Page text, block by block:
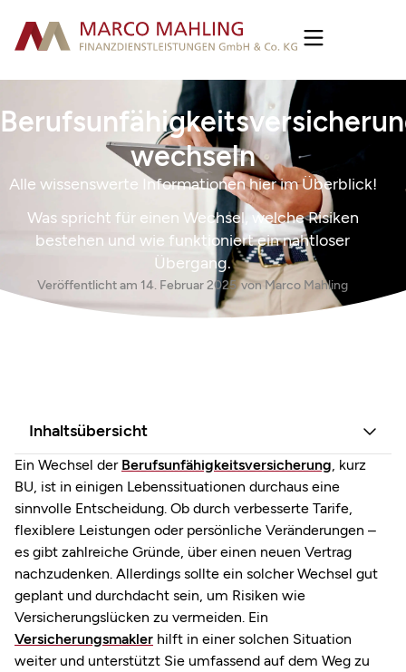
wechseln
Alle wissenswerte Informationen hier im Überblick!
Was spricht für einen Wechsel, welche Risiken
bestehen und wie funktioniert ein nahtloser
Übergang.
Veröffentlicht am 14. Februar 2025 vonMarco Mahling
Inhaltsübersicht
Ein Wechsel der Berufsunfähigkeitsversicherung , kurz
BU, ist in einigen Lebenssituationen durchaus eine
sinnvolle Entscheidung. Ob durch verbesserte Tarife,
flexiblere Leistungen oder persönliche Veränderungen –
es gibt zahlreiche Gründe, über einen neuen Vertrag
nachzudenken. Allerdings sollte ein solcher Wechsel gut
geplant und durchdacht sein, um Risiken wie
Versicherungslücken zu vermeiden. Ein
Versicherungsmakler hilft in einer solchen Situation
weiter und unterstützt Sie umfassend auf dem Weg zu